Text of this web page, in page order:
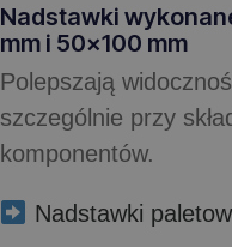
Nadstawki
mm i 50×100 mm
Polepszają
szczególnie przy
komponentów.
Nadstawki